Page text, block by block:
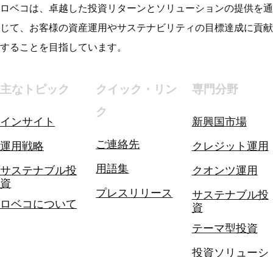
ロベコは、卓越した投資リターンとソリューションの提供を通
じて、お客様の資産運用やサステナビリティの目標達成に貢献
することを目指しています。
主なトピック
インサイト
運用戦略
サステナブル投
資
ロベコについて
クイック・リン
ク
ご連絡先
用語集
プレスリリース
専門分野
新興国市場
クレジット運用
クオンツ運用
サステナブル投
資
テーマ型投資
投資ソリューシ